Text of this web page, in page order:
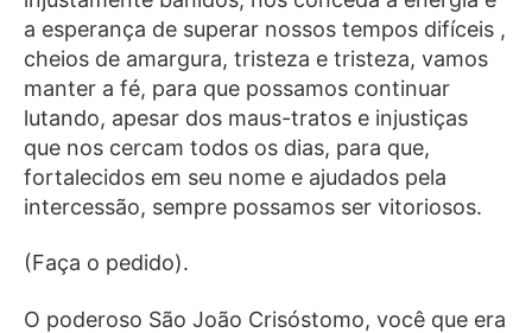
a esperança de superar nossos tempos difíceis ,
cheios de amargura, tristeza e tristeza, vamos
manter a fé, para que possamos continuar
lutando, apesar dos maus-tratos e injustiças
que nos cercam todos os dias, para que,
fortalecidos em seu nome e ajudados pela
intercessão, sempre possamos ser vitoriosos.
(Faça o pedido).
O poderoso São João Crisóstomo, você que era